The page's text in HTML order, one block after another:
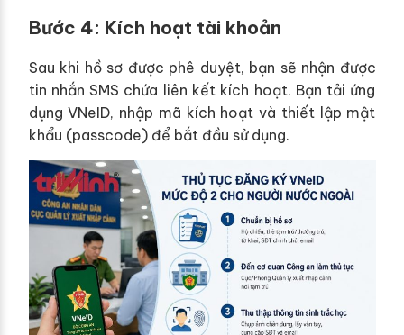
Bước 4: Kích hoạt tài khoản
Sau khi hồ sơ được phê duyệt, bạn sẽ nhận được
tin nhắn SMS chứa liên kết kích hoạt. Bạn tải ứng
dụng VNeID, nhập mã kích hoạt và thiết lập mật
khẩu (passcode) để bắt đầu sử dụng.